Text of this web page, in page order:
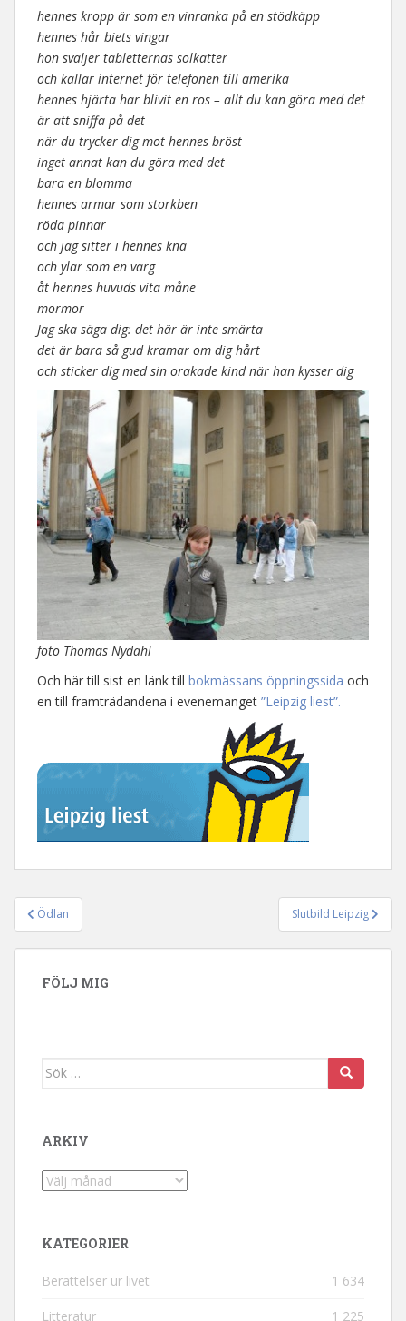
hennes kropp är som en vinranka på en stödkäpp
hennes hår biets vingar
hon sväljer tabletternas solkatter
och kallar internet för telefonen till amerika
hennes hjärta har blivit en ros – allt du kan göra med det
är att sniffa på det
när du trycker dig mot hennes bröst
inget annat kan du göra med det
bara en blomma
hennes armar som storkben
röda pinnar
och jag sitter i hennes knä
och ylar som en varg
åt hennes huvuds vita måne
mormor
Jag ska säga dig: det här är inte smärta
det är bara så gud kramar om dig hårt
och sticker dig med sin orakade kind när han kysser dig
foto Thomas Nydahl
Och här till sist en länk till bokmässans öppningssida och
en till framträdandena i evenemanget ”Leipzig liest”.
Inläggsnavigering
Ödlan Slutbild Leipzig
FÖLJ MIG
Sök efter:
ARKIV
Arkiv
KATEGORIER
Berättelser ur livet 1 634
Litteratur 1 225